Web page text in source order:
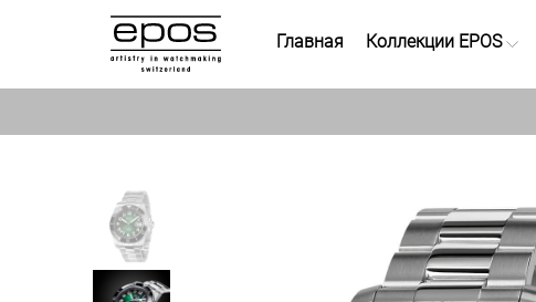
Главная Коллекции EPOS